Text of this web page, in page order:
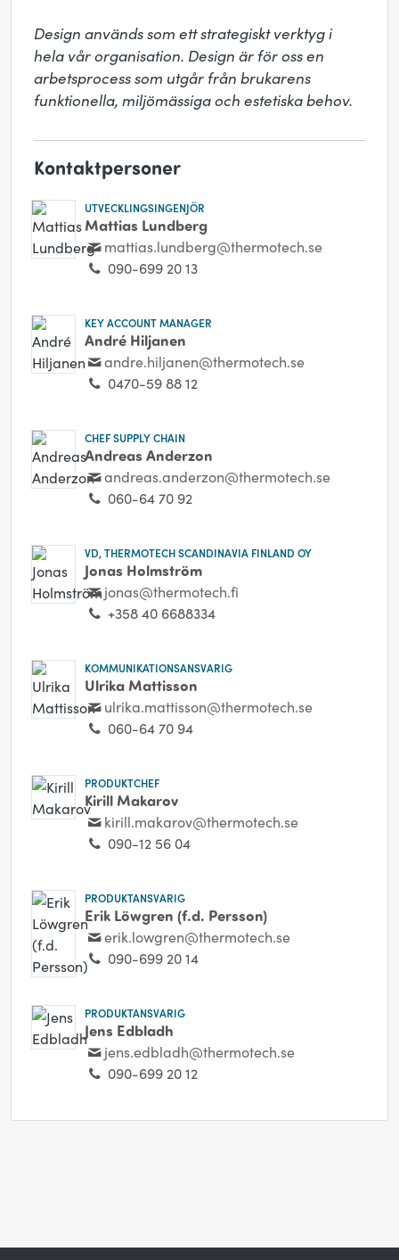
Design används som ett strategiskt verktyg i
hela vår organisation. Design är för oss en
arbetsprocess som utgår från brukarens
funktionella, miljömässiga och estetiska behov.
Kontaktpersoner
UTVECKLINGSINGENJÖR
Mattias Lundberg
mattias.lundberg@thermotech.se
090-699 20 13
KEY ACCOUNT MANAGER
André Hiljanen
andre.hiljanen@thermotech.se
0470-59 88 12
CHEF SUPPLY CHAIN
Andreas Anderzon
andreas.anderzon@thermotech.se
060-64 70 92
VD, THERMOTECH SCANDINAVIA FINLAND OY
Jonas Holmström
jonas@thermotech.fi
+358 40 6688334
KOMMUNIKATIONSANSVARIG
Ulrika Mattisson
ulrika.mattisson@thermotech.se
060-64 70 94
PRODUKTCHEF
Kirill Makarov
kirill.makarov@thermotech.se
090-12 56 04
PRODUKTANSVARIG
Erik Löwgren (f.d. Persson)
erik.lowgren@thermotech.se
090-699 20 14
PRODUKTANSVARIG
Jens Edbladh
jens.edbladh@thermotech.se
090-699 20 12